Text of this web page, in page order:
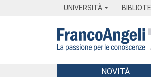
UNIVERSITÀ
Menu
NOVITÀ